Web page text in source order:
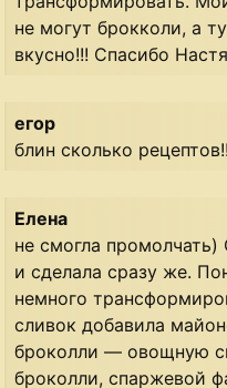
не могут брокколи, а
вкусно!!! Спасибо
егор
блин сколько рецептов!!
Елена
не смогла промолчать)
и сделала сразу же.
немного
сливок добавила
броколли — овощную
броколли, спаржевой